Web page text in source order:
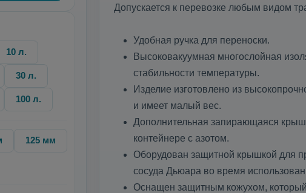
10 л.
30 л.
100 л.
125 мм
Допускается к перевозке любым видом
Удобная ручка для переноски.
Высоковакуумная многослойная
стабильности температуры.
Изделие изготовлено из
и имеет малый вес.
Дополнительная запирающаяся
контейнере с азотом.
Оборудован защитной крышкой для
сосуда Дьюара во время
Оснащен защитным кожухом,